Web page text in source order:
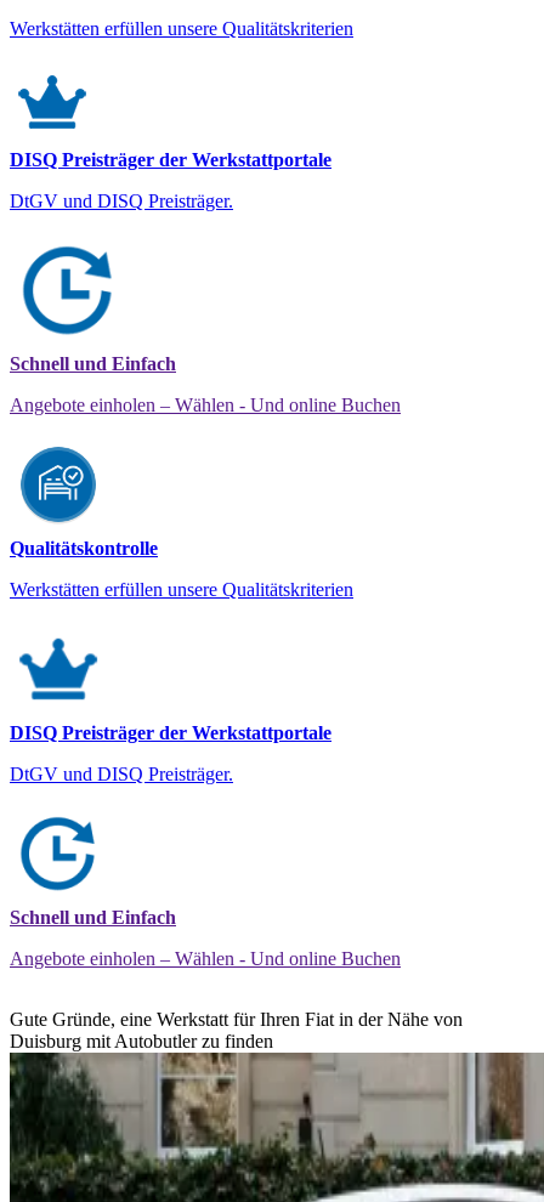
Werkstätten erfüllen unsere Qualitätskriterien
DISQ Preisträger der Werkstattportale
DtGV und DISQ Preisträger.
Schnell und Einfach
Angebote einholen – Wählen - Und online Buchen
Qualitätskontrolle
Werkstätten erfüllen unsere Qualitätskriterien
DISQ Preisträger der Werkstattportale
DtGV und DISQ Preisträger.
Schnell und Einfach
Angebote einholen – Wählen - Und online Buchen
Gute Gründe, eine Werkstatt für Ihren Fiat in der Nähe von
Duisburg mit Autobutler zu finden